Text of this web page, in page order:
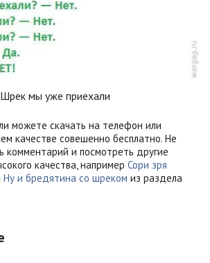
Шрек мы уже приехали
можете скачать на телефон или
качестве совешенно бесплатно. Не
комментарий и посмотреть другие
качества, например Сори зря
Ну и бредятина со шреком из раздела